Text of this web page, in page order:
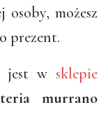
osoby, możesz
prezent.
jest w sklepie
murrano